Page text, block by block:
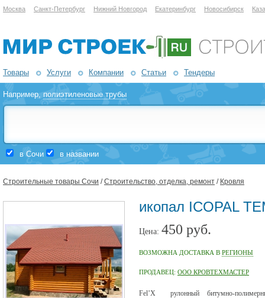
Москва Санкт-Петербург Нижний Новгород Екатеринбург Новосибирск
Товары Услуги Компании Статьи Тендеры
Например,полиэтиленовые трубы
в Сочи в названии
Строительные товары Сочи /Строительство, отделка, ремонт / Кровля
икопал ICOPAL
Цена: 450 руб.
ВОЗМОЖНА ДОСТАВКА В РЕГИОНЫ
ПРОДАВЕЦ: ООО КРОВТЕХМАСТЕР
Fel’X рулонный битумно-